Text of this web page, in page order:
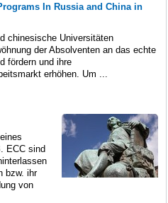
In Russia and China in
chinesische Universitäten
der Absolventen an das echte
fördern und ihre
erhöhen. Um ...
ECC sind
bzw. ihr
von